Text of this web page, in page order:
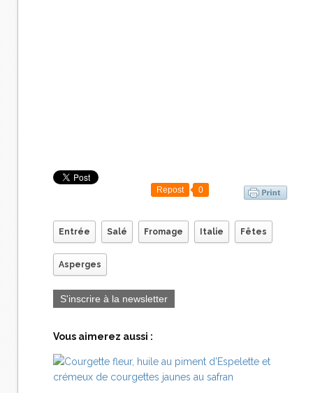
Repost 0
Entrée Salé Fromage Italie Fêtes
Asperges
S'inscrire à la newsletter
Vous aimerez aussi :